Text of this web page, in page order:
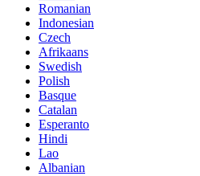
Romanian
Indonesian
Czech
Afrikaans
Swedish
Polish
Basque
Catalan
Esperanto
Hindi
Lao
Albanian